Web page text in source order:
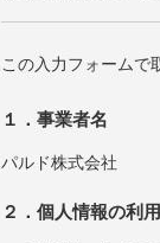
この入力フォームで
１．事業者名
パルド株式会社
２．個人情報の利